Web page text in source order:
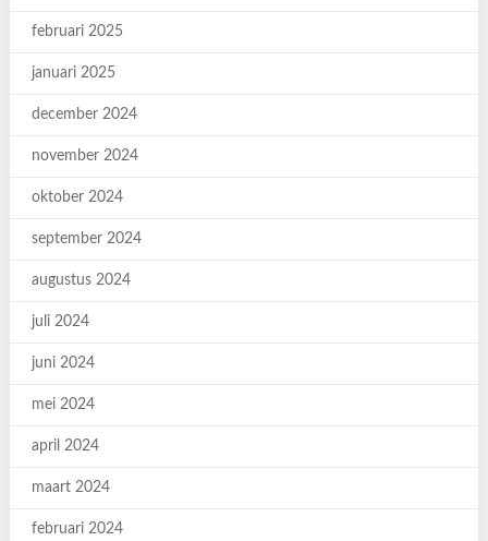
februari 2025
januari 2025
december 2024
november 2024
oktober 2024
september 2024
augustus 2024
juli 2024
juni 2024
mei 2024
april 2024
maart 2024
februari 2024